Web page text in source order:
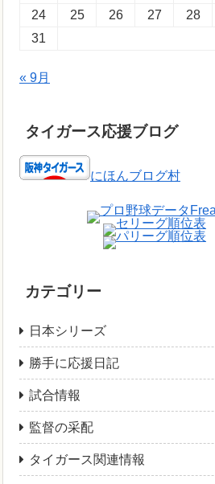
24
25 26 27 28
31
« 9月
タイガース応援ブログ
にほんブログ村
カテゴリー
日本シリーズ
勝手に応援日記
試合情報
監督の采配
タイガース関連情報